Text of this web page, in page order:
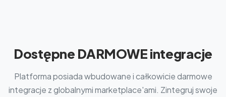
Dostępne DARMOWE integracje
Platforma posiada wbudowane i całkowicie darmowe
integracje z globalnymi marketplace'ami. Zintegruj swoje